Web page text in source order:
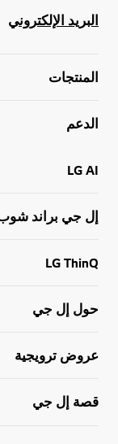
البريد الإلكتروني
المنتجات
الدعم
LG AI
إل جي براند
LG ThinQ
حول إل جي
عروض ترويجية
قصة إل جي